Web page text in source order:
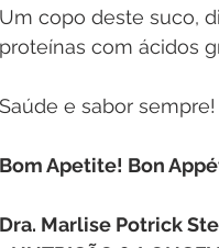
Um copo deste suco,
proteínas com ácidos
Saúde e sabor sempre!
Bom Apetite! Bon
Dra. Marlise Potrick